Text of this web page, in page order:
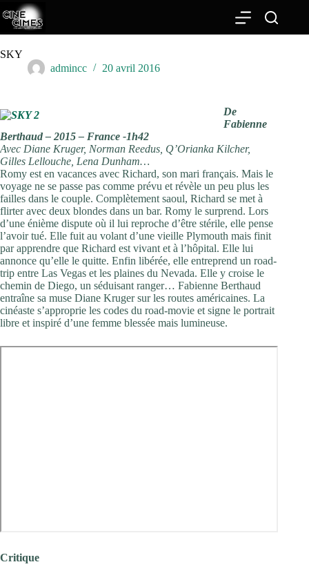
Passer
au
contenu
SKY
admincc
20 avril 2016
De
Fabienne
Berthaud – 2015 – France -1h42
Avec Diane Kruger, Norman Reedus, Q’Orianka Kilcher,
Gilles Lellouche, Lena Dunham…
Romy est en vacances avec Richard, son mari français. Mais le
voyage ne se passe pas comme prévu et révèle un peu plus les
failles dans le couple. Complètement saoul, Richard se met à
flirter avec deux blondes dans un bar. Romy le surprend. Lors
d’une énième dispute où il lui reproche d’être stérile, elle pense
l’avoir tué. Elle fuit au volant d’une vieille Plymouth mais finit
par apprendre que Richard est vivant et à l’hôpital. Elle lui
annonce qu’elle le quitte. Enfin libérée, elle entreprend un road-
trip entre Las Vegas et les plaines du Nevada. Elle y croise le
chemin de Diego, un séduisant ranger… Fabienne Berthaud
entraîne sa muse Diane Kruger sur les routes américaines. La
cinéaste s’approprie les codes du road-movie et signe le portrait
libre et inspiré d’une femme blessée mais lumineuse.
Critique